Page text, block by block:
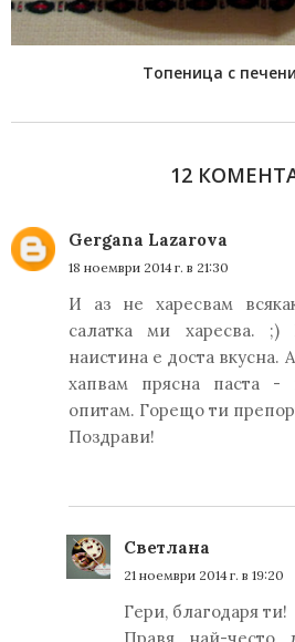
Toпеница с
12
Gergana Lazarova
18 ноември 2014 г. в 21:30
И аз не харесвам
салатка ми харесва.
наистина е доста вкусна.
хапвам прясна паста -
опитам. Горещо ти
Поздрави!
Светлана
21 ноември 2014 г. в 19:20
Гери, благодаря ти!